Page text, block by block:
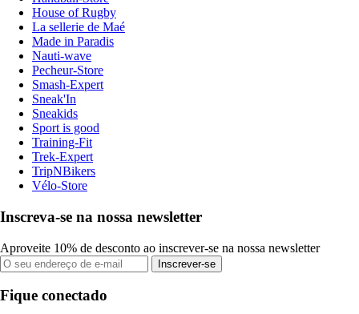
House of Rugby
La sellerie de Maé
Made in Paradis
Nauti-wave
Pecheur-Store
Smash-Expert
Sneak'In
Sneakids
Sport is good
Training-Fit
Trek-Expert
TripNBikers
Vélo-Store
Inscreva-se na nossa newsletter
Aproveite 10% de desconto ao inscrever-se na nossa newsletter
Inscrever-se
Fique conectado